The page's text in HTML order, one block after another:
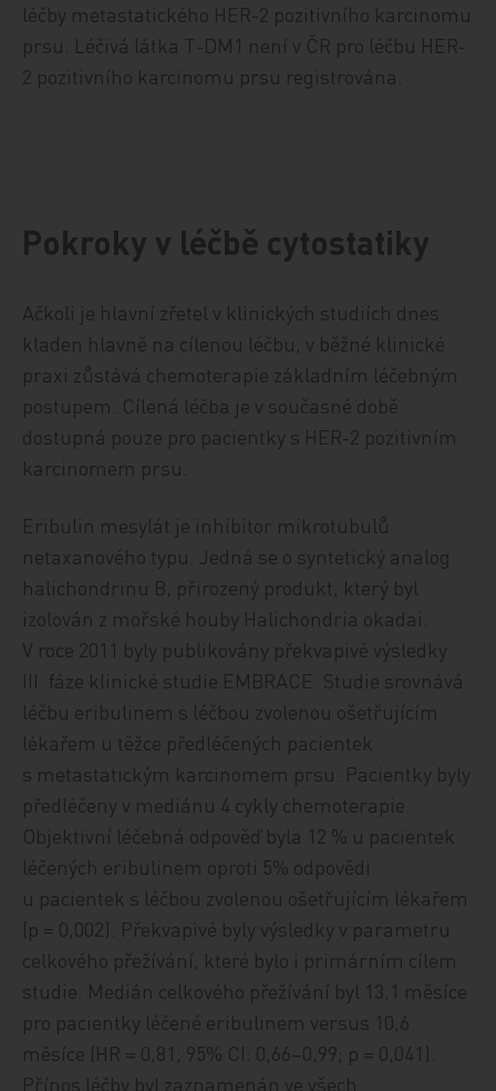
léčby metastatického HER-2 pozitivního karcinomu
prsu. Léčivá látka T-DM1 není v ČR pro léčbu HER-
2 pozitivního karcinomu prsu registrována.
Pokroky v léčbě cytostatiky
Ačkoli je hlavní zřetel v klinických studiích dnes
kladen hlavně na cílenou léčbu, v běžné klinické
praxi zůstává chemoterapie základním léčebným
postupem. Cílená léčba je v současné době
dostupná pouze pro pacientky s HER-2 pozitivním
karcinomem prsu.
Eribulin mesylát je inhibitor mikrotubulů
netaxanového typu. Jedná se o syntetický analog
halichondrinu B, přirozený produkt, který byl
izolován z mořské houby Halichondria okadai.
V roce 2011 byly publikovány překvapivé výsledky
III. fáze klinické studie EMBRACE. Studie srovnává
léčbu eribulinem s léčbou zvolenou ošetřujícím
lékařem u těžce předléčených pacientek
s metastatickým karcinomem prsu. Pacientky byly
předléčeny v mediánu 4 cykly chemoterapie.
Objektivní léčebná odpověď byla 12 % u pacientek
léčených eribulinem oproti 5% odpovědi
u pacientek s léčbou zvolenou ošetřujícím lékařem
(p = 0,002). Překvapivé byly výsledky v parametru
celkového přežívání, které bylo i primárním cílem
studie. Medián celkového přežívání byl 13,1 měsíce
pro pacientky léčené eribulinem versus 10,6
měsíce (HR = 0,81; 95% CI: 0,66–0,99; p = 0,041).
Přínos léčby byl zaznamenán ve všech